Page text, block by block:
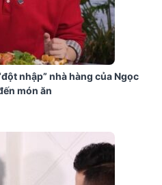
nhập” nhà hàng của Ngọc
món ăn